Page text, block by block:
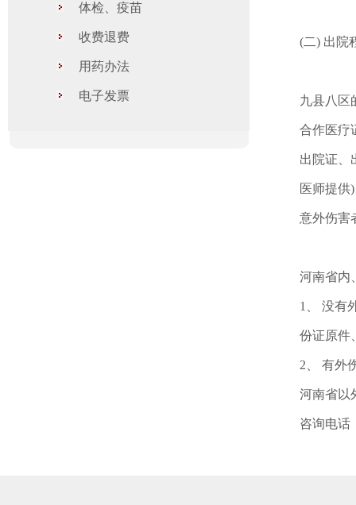
体检、疫苗
收费退费
用药办法
电子发票
(二) 出院
九县八区
合作医疗
出院证、
医师提供
意外伤害
河南省内
1、 没有
份证原件
2、 有外
河南省以
咨询电话